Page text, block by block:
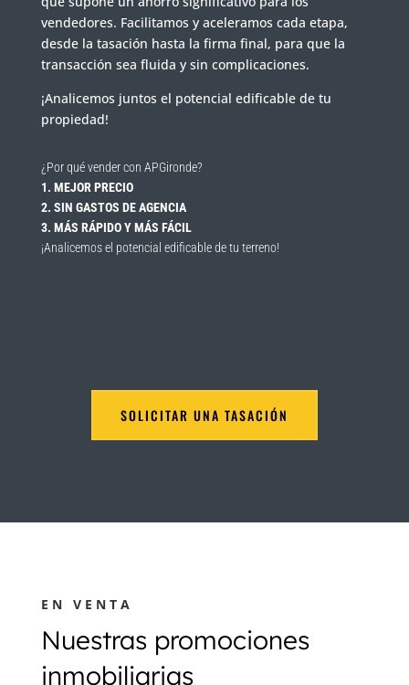
vendedores. Facilitamos y aceleramos cada etapa,
desde la tasación hasta la firma final, para que la
transacción sea fluida y sin complicaciones.
¡Analicemos juntos el potencial edificable de tu
propiedad!
¿Por qué vender con APGironde?
1. MEJOR PRECIO
2. SIN GASTOS DE AGENCIA
3. MÁS RÁPIDO Y MÁS FÁCIL
¡Analicemos el potencial edificable de tu terreno!
SOLICITAR UNA TASACIÓN
EN VENTA
Nuestras promociones
inmobiliarias